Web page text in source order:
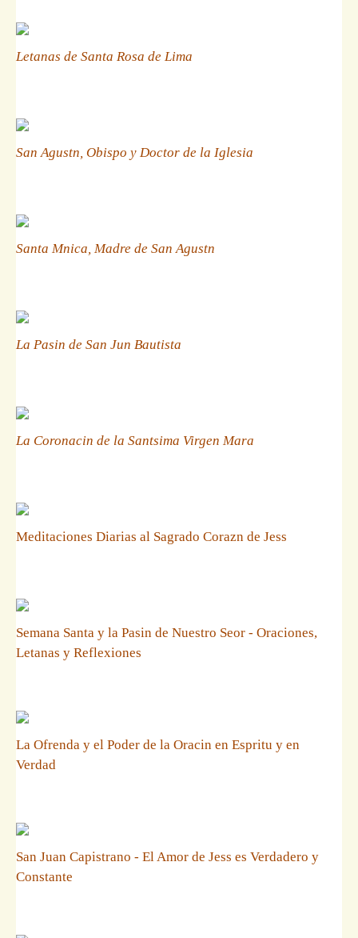
Letanas de Santa Rosa de Lima
San Agustn, Obispo y Doctor de la Iglesia
Santa Mnica, Madre de San Agustn
La Pasin de San Jun Bautista
La Coronacin de la Santsima Virgen Mara
Meditaciones Diarias al Sagrado Corazn de Jess
Semana Santa y la Pasin de Nuestro Seor - Oraciones,
Letanas y Reflexiones
La Ofrenda y el Poder de la Oracin en Espritu y en
Verdad
San Juan Capistrano - El Amor de Jess es Verdadero y
Constante